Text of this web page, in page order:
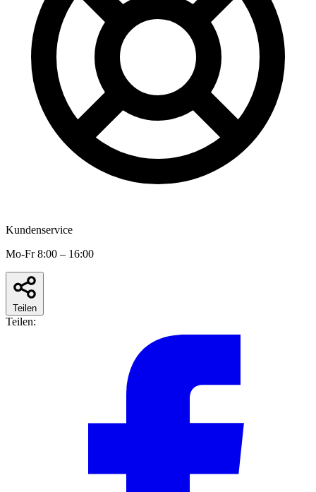
Kundenservice
Mo-Fr 8:00 – 16:00
Teilen
Teilen: